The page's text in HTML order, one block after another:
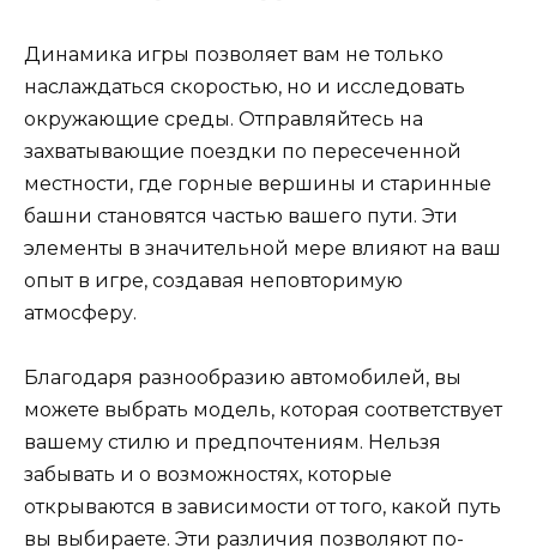
Динамика игры позволяет вам не только
наслаждаться скоростью, но и исследовать
окружающие среды. Отправляйтесь на
захватывающие поездки по пересеченной
местности, где горные вершины и старинные
башни становятся частью вашего пути. Эти
элементы в значительной мере влияют на ваш
опыт в игре, создавая неповторимую
атмосферу.
Благодаря разнообразию автомобилей, вы
можете выбрать модель, которая соответствует
вашему стилю и предпочтениям. Нельзя
забывать и о возможностях, которые
открываются в зависимости от того, какой путь
вы выбираете. Эти различия позволяют по-